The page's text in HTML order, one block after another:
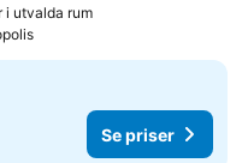
i utvalda rum
Se priser